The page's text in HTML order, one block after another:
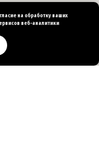
на обработку ваших
веб-аналитики